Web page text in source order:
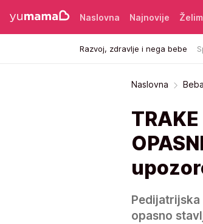
Naslovna Najnovije
Razvoj, zdravlje i nega bebe
Naslovna Beba
opasno